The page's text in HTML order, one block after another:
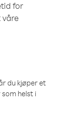
for
våre
du kjøper et
helst i